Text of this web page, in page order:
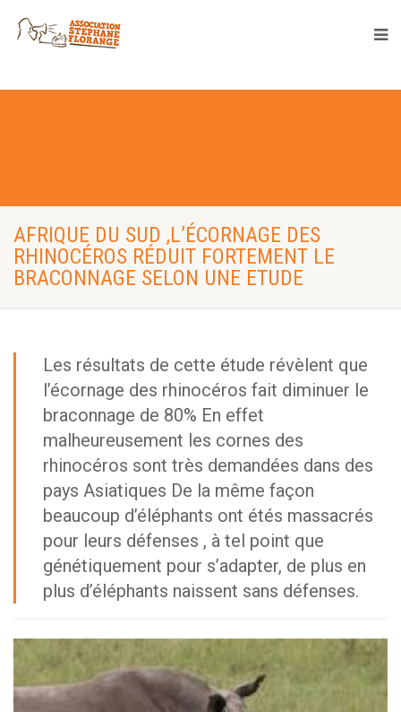
AFRIQUE DU SUD ,L’ÉCORNAGE DES
RHINOCÉROS RÉDUIT FORTEMENT LE
BRACONNAGE SELON UNE ETUDE
Les résultats de cette étude révèlent que
l’écornage des rhinocéros fait diminuer le
braconnage de 80% En effet
malheureusement les cornes des
rhinocéros sont très demandées dans des
pays Asiatiques De la même façon
beaucoup d’éléphants ont étés massacrés
pour leurs défenses , à tel point que
génétiquement pour s’adapter, de plus en
plus d’éléphants naissent sans défenses.